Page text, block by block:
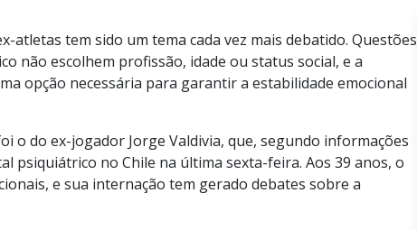
atletas tem sido um tema cada vez mais debatido. Questões
não escolhem profissão, idade ou status social, e a
opção necessária para garantir a estabilidade emocional
o do ex-jogador Jorge Valdivia, que, segundo informações
psiquiátrico no Chile na última sexta-feira. Aos 39 anos, o
e sua internação tem gerado debates sobre a